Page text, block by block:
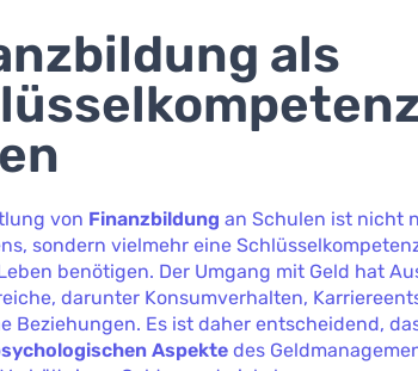
als
von Finanzbildung an Schulen ist nicht
sondern vielmehr eine
benötigen. Der Umgang mit Geld hat
darunter Konsumverhalten,
Beziehungen. Es ist daher entscheidend,
Aspekte des